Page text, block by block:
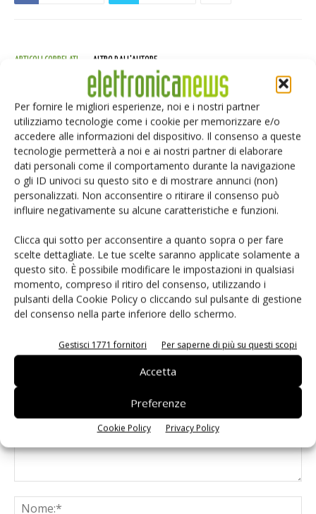
Per fornire le migliori esperienze, noi e i nostri partner
utilizziamo tecnologie come i cookie per memorizzare e/o
accedere alle informazioni del dispositivo. Il consenso a queste
tecnologie permetterà a noi e ai nostri partner di elaborare
dati personali come il comportamento durante la navigazione
o gli ID univoci su questo sito e di mostrare annunci (non)
personalizzati. Non acconsentire o ritirare il consenso può
influire negativamente su alcune caratteristiche e funzioni.
Clicca qui sotto per acconsentire a quanto sopra o per fare
scelte dettagliate. Le tue scelte saranno applicate solamente a
questo sito. È possibile modificare le impostazioni in qualsiasi
momento, compreso il ritiro del consenso, utilizzando i
pulsanti della Cookie Policy o cliccando sul pulsante di gestione
del consenso nella parte inferiore dello schermo.
Gestisci 1771 fornitori Per saperne di più su questi scopi
Accetta
Preferenze
Cookie Policy Privacy Policy
ARTICOLI CORRELATI ALTRO DALL'AUTORE
Edge security: l’architettura di
Ultimate SecureBox
MECSPE: comunica la tua presenza
sui canali ufficiali della fiera
Giappone
LASCIA UN COMMENTO